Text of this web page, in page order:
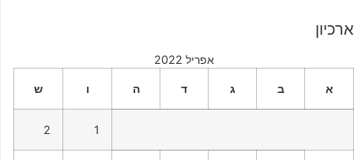
ארכיון
אפריל 2022
א ב ג ד ה ו ש
1
2